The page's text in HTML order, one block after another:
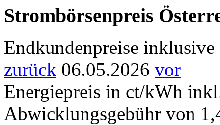
Strombörsenpreis
Endkundenpreise
zurück 06.05.2026 vor
Energiepreis in ct/kWh
Abwicklungsgebühr von